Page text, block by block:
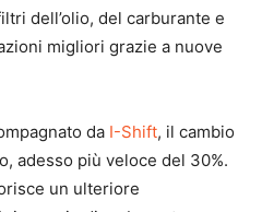
dell’olio, del carburante e
migliori grazie a nuove
da I-Shift, il cambio
adesso più veloce del 30%.
un ulteriore